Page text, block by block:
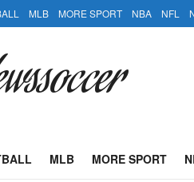
MLB MORE SPORT NBA NFL
MLB MORE SPORT